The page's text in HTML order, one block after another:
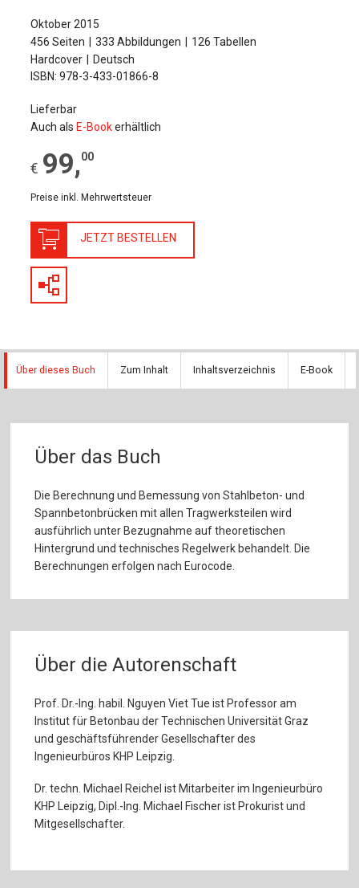
Oktober 2015
456 Seiten
333 Abbildungen
126 Tabellen
Hardcover
Deutsch
ISBN: 978-3-433-01866-8
Lieferbar
Auch als E-Bookerhältlich
€ 99,00
Preise inkl. Mehrwertsteuer
JETZT BESTELLEN
Über dieses Buch Zum Inhalt Inhaltsverzeichnis E-Book
Über das Buch
Die Berechnung und Bemessung von Stahlbeton- und
Spannbetonbrücken mit allen Tragwerksteilen wird
ausführlich unter Bezugnahme auf theoretischen
Hintergrund und technisches Regelwerk behandelt. Die
Berechnungen erfolgen nach Eurocode.
Über die Autorenschaft
Prof. Dr.-Ing. habil. Nguyen Viet Tue ist Professor am
Institut für Betonbau der Technischen Universität Graz
und geschäftsführender Gesellschafter des
Ingenieurbüros KHP Leipzig.
Dr. techn. Michael Reichel ist Mitarbeiter im Ingenieurbüro
KHP Leipzig, Dipl.-Ing. Michael Fischer ist Prokurist und
Mitgesellschafter.